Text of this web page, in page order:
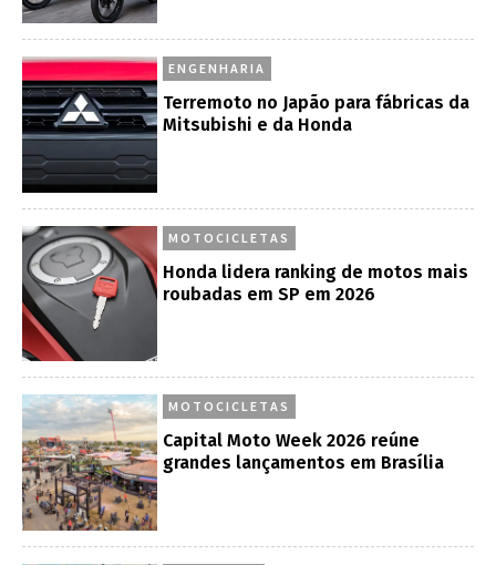
ENGENHARIA
Terremoto no Japão para fábricas da
Mitsubishi e da Honda
MOTOCICLETAS
Honda lidera ranking de motos mais
roubadas em SP em 2026
MOTOCICLETAS
Capital Moto Week 2026 reúne
grandes lançamentos em Brasília